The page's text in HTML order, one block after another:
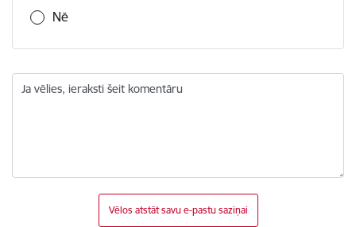
Nē
Ja vēlies, ieraksti šeit komentāru
Vēlos atstāt savu e-pastu saziņai